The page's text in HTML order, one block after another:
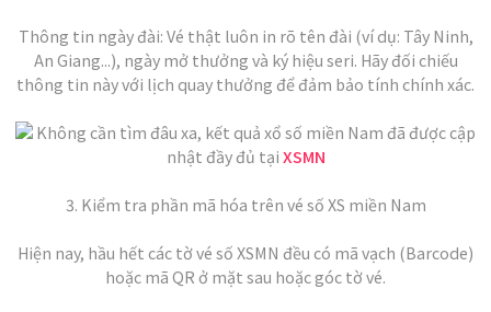
Thông tin ngày đài: Vé thật luôn in rõ tên đài (ví dụ: Tây Ninh,
An Giang...), ngày mở thưởng và ký hiệu seri. Hãy đối chiếu
thông tin này với lịch quay thưởng để đảm bảo tính chính xác.
Không cần tìm đâu xa, kết quả xổ số miền Nam đã được cập
nhật đầy đủ tạiXSMN
3. Kiểm tra phần mã hóa trên vé số XS miền Nam
Hiện nay, hầu hết các tờ vé số XSMN đều có mã vạch (Barcode)
hoặc mã QR ở mặt sau hoặc góc tờ vé.